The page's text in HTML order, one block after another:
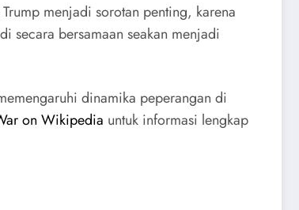
menjadi sorotan penting, karena
secara bersamaan seakan menjadi
dinamika peperangan di
on Wikipedia untuk informasi lengkap